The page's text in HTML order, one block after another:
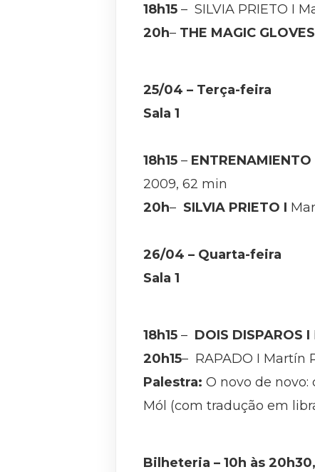
18h15 – SILVIA PRIETO I
20h– THE MAGIC
25/04 – Terça-feira
Sala 1
18h15 –
2009, 62 min
20h– SILVIA PRIETO I
26/04 – Quarta-feira
Sala 1
18h15 – DOIS DISPAROS I
20h15– RAPADO I Martín
Palestra: O novo de
Mól (com tradução em
Bilheteria – 10h às